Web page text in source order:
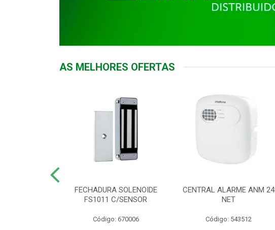
AS MELHORES OFERTAS
FECHADURA SOLENOIDE
FS1011 C/SENSOR
Código: 670006
CENTRAL ALARME ANM 24
NET
Código: 543512